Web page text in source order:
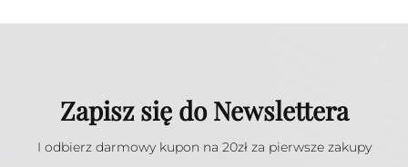
Zapisz się do Newslettera
I odbierz darmowy kupon na 20zł za pierwsze zakupy